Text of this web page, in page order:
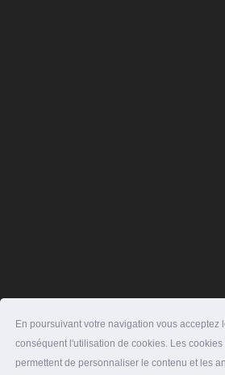
En poursuivant votre navigation vous acceptez
conséquent l'utilisation de cookies. Les cookies
permettent de personnaliser le contenu et les